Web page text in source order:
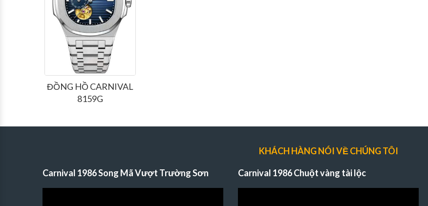
ĐỒNG HỒ CARNIVAL
8159G
KHÁCH HÀNG NÓI VỀ CHÚNG TÔI
Carnival 1986 Song Mã Vượt Trường Sơn Carnival 1986 Chuột vàng tài lộc